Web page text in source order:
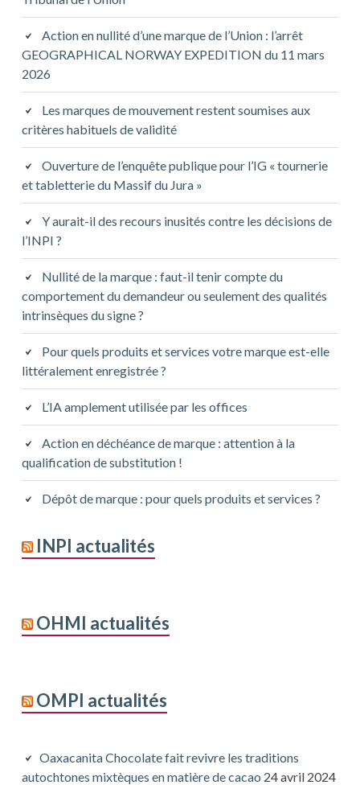
Action en nullité d’une marque de l’Union : l’arrêt
GEOGRAPHICAL NORWAY EXPEDITION du 11 mars
2026
Les marques de mouvement restent soumises aux
critères habituels de validité
Ouverture de l’enquête publique pour l’IG « tournerie
et tabletterie du Massif du Jura »
Y aurait-il des recours inusités contre les décisions de
l’INPI ?
Nullité de la marque : faut-il tenir compte du
comportement du demandeur ou seulement des qualités
intrinsèques du signe ?
Pour quels produits et services votre marque est-elle
littéralement enregistrée ?
L’IA amplement utilisée par les offices
Action en déchéance de marque : attention à la
qualification de substitution !
Dépôt de marque : pour quels produits et services ?
INPI actualités
OHMI actualités
OMPI actualités
Oaxacanita Chocolate fait revivre les traditions
autochtones mixtèques en matière de cacao 24 avril 2024